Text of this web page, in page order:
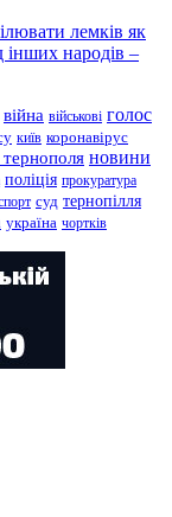
лемків як
інших народів –
війна військові голос
київ коронавірус
новини
поліція прокуратура
суд тернопілля
україна чортків